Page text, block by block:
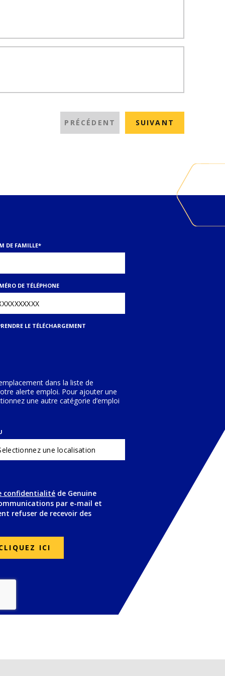
PRÉCÉDENT SUIVANT
DE FAMILLE*
DE TÉLÉPHONE
LE TÉLÉCHARGEMENT
dans la liste de
alerte emploi. Pour ajouter une
une autre catégorie d’emploi
confidentialité de Genuine
par e-mail et
refuser de recevoir des
ICI